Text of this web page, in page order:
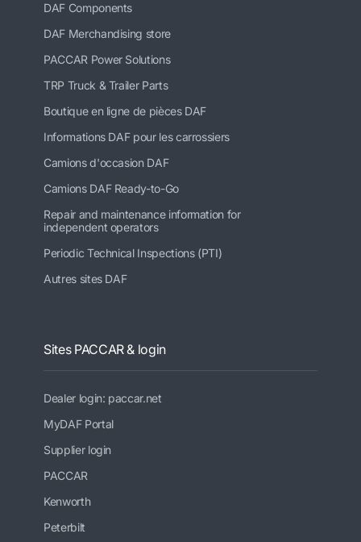
DAF Components
DAF Merchandising store
PACCAR Power Solutions
TRP Truck & Trailer Parts
Boutique en ligne de pièces DAF
Informations DAF pour les carrossiers
Camions d'occasion DAF
Camions DAF Ready-to-Go
Repair and maintenance information for
independent operators
Periodic Technical Inspections (PTI)
Autres sites DAF
Sites PACCAR & login
Dealer login: paccar.net
MyDAF Portal
Supplier login
PACCAR
Kenworth
Peterbilt